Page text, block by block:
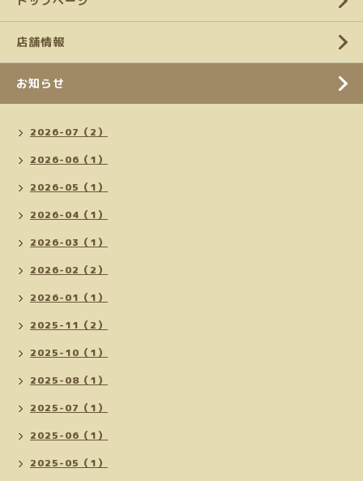
店舗情報
お知らせ
2026-07（2）
2026-06（1）
2026-05（1）
2026-04（1）
2026-03（1）
2026-02（2）
2026-01（1）
2025-11（2）
2025-10（1）
2025-08（1）
2025-07（1）
2025-06（1）
2025-05（1）